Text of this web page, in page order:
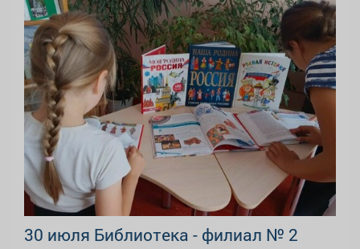
30 июля Библиотека - филиал № 2